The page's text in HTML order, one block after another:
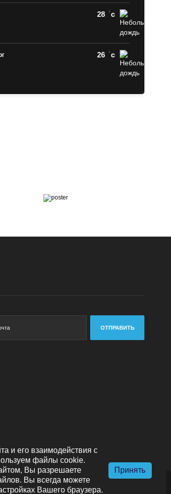
28 c
26 c
ОТПРАВИТЬ
и его взаимодействия с
файлы cookie.
Вы разрешаете
Вы всегда можете
Вашего браузера.
Принять